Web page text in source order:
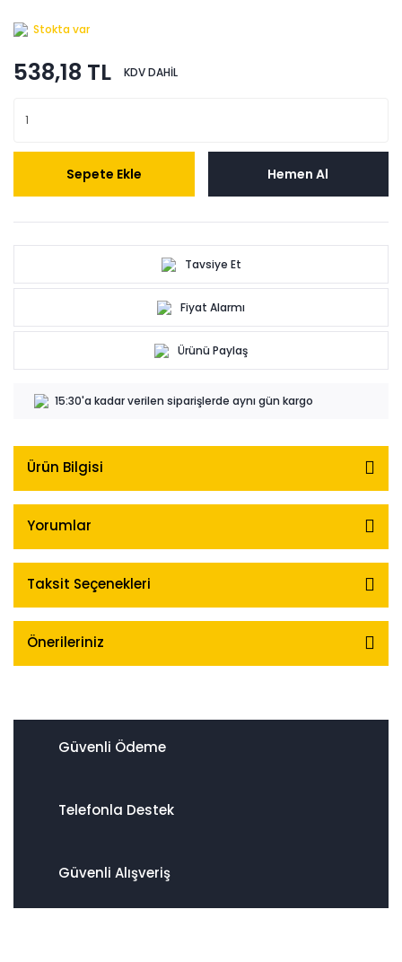
Stokta var
538,18 TL KDV DAHİL
Sepete Ekle Hemen Al
Tavsiye Et
Fiyat Alarmı
Ürünü Paylaş
15:30'a kadar verilen siparişlerde aynı gün kargo
Ürün Bilgisi
Yorumlar
Taksit Seçenekleri
Önerileriniz
Güvenli Ödeme
Telefonla Destek
Güvenli Alışveriş